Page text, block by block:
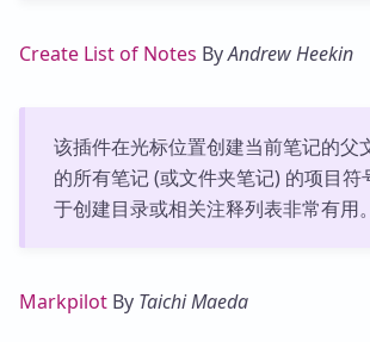
Create List of Notes ByAndrew Heekin
该插件在光标位置创建当前笔记的父
的所有笔记 (或文件夹笔记) 的项目符
于创建目录或相关注释列表非常有用。
Markpilot By Taichi Maeda